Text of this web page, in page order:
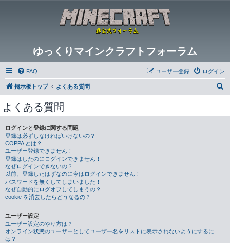
ゆっくりマインクラフトフォーラム
FAQ ログイン
ユーザー登録
掲示板トップ よくある質問
よくある質問
ログインと登録に関する問題
登録は必ずしなければいけないの？
COPPA とは？
ユーザー登録できません！
登録はしたのにログインできません！
なぜログインできないの？
以前、登録したはずなのに今はログインできません！
パスワードを無くしてしまいました！
なぜ自動的にログオフしてしまうの？
cookie を消去したらどうなるの？
ユーザー設定
ユーザー設定のやり方は？
オンライン状態のユーザーとしてユーザー名をリストに表示されないようにするに
は？